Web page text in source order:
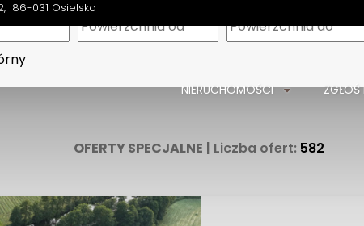
86-031 Osielsko
NIERUCHOMOŚCI ZGŁOŚ
OFERTY SPECJALNE | Liczba ofert: 582